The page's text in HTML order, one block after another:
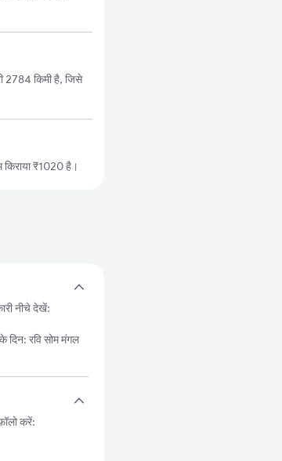
2784 किमी है, जिसे
₹1020 है।
नीचे देखें:
रवि सोम मंगल
करें: